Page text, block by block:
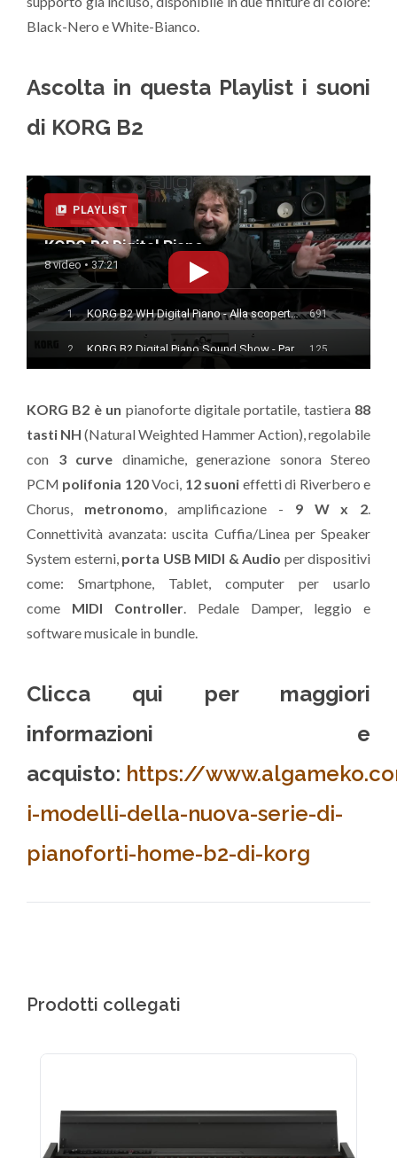
Black-Nero e White-Bianco.
Ascolta in questa Playlist i suoni
di KORG B2
PLAYLIST
KORG B2 Digital Piano
8 video • 37:21
1 KORG B2 WH Digital Piano - Alla scoperta di suoni e funzioni 691
2 KORG B2 Digital Piano Sound Show - Parte Prima 125
KORG B2-WH Digital Piano – Sound Show: Italian Grand Piano
KORG B2-WH Digital Piano – Sound Show: Classic Grand Piano 216
6 KORG B2-BK Digital Piano Sound Show - Electric Pianos 186
7 188
8 KORG B2- WH - Il partner ideale per lo studio del piano 389
KORG B2 è un pianoforte digitale portatile, tastiera 88
tasti NH (Natural Weighted Hammer Action), regolabile
con 3 curve dinamiche, generazione sonora Stereo
PCM polifonia 120Voci, 12 suoni effetti di Riverbero e
Chorus, metronomo, amplificazione - 9 W x 2.
Connettività avanzata: uscita Cuffia/Linea per Speaker
System esterni, porta USB MIDI & Audio per dispositivi
come: Smartphone, Tablet, computer per usarlo
come MIDI Controller. Pedale Damper, leggio e
software musicale in bundle.
Clicca qui per maggiori
informazioni e
acquisto: https://
i-modelli-della-nuova-serie-di-
pianoforti-home-b2-di-korg
Prodotti collegati